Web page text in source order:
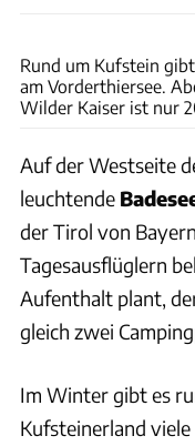
Rund um Kufstein
am Vorderthiersee.
Wilder Kaiser ist nur
Auf der Westseite
leuchtende
der Tirol von
Tagesausflüglern
Aufenthalt plant,
gleich zwei
Im Winter gibt es
Kufsteinerland